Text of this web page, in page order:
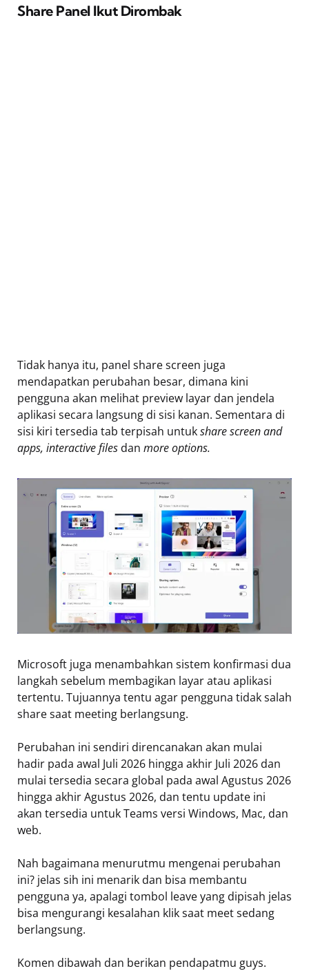
Share Panel Ikut Dirombak
Tidak hanya itu, panel share screen juga
mendapatkan perubahan besar, dimana kini
pengguna akan melihat preview layar dan jendela
aplikasi secara langsung di sisi kanan. Sementara di
sisi kiri tersedia tab terpisah untukshare screen and
apps, interactive files dan more options.
Microsoft juga menambahkan sistem konfirmasi dua
langkah sebelum membagikan layar atau aplikasi
tertentu. Tujuannya tentu agar pengguna tidak salah
share saat meeting berlangsung.
Perubahan ini sendiri direncanakan akan mulai
hadir pada awal Juli 2026 hingga akhir Juli 2026 dan
mulai tersedia secara global pada awal Agustus 2026
hingga akhir Agustus 2026, dan tentu update ini
akan tersedia untuk Teams versi Windows, Mac, dan
web.
Nah bagaimana menurutmu mengenai perubahan
ini? jelas sih ini menarik dan bisa membantu
pengguna ya, apalagi tombol leave yang dipisah jelas
bisa mengurangi kesalahan klik saat meet sedang
berlangsung.
Komen dibawah dan berikan pendapatmu guys.